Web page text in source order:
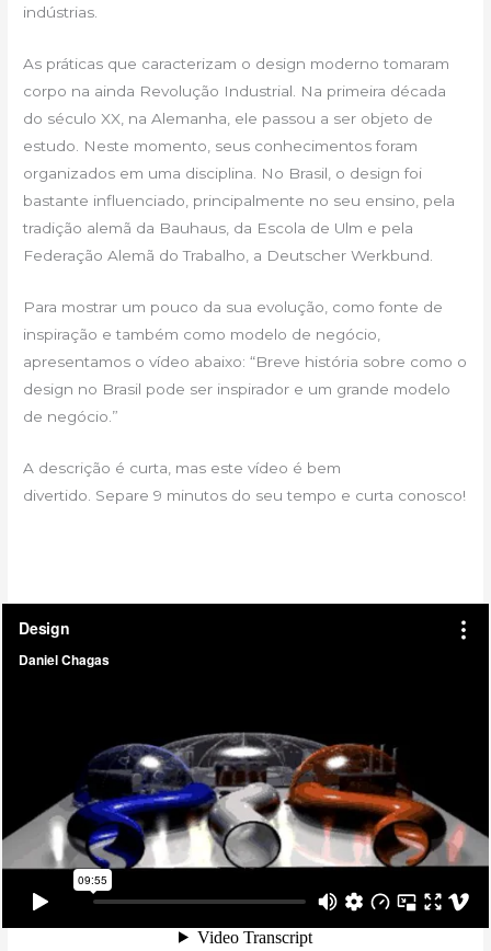
indústrias.
As práticas que caracterizam o design moderno tomaram
corpo na ainda Revolução Industrial. Na primeira década
do século XX, na Alemanha, ele passou a ser objeto de
estudo. Neste momento, seus conhecimentos foram
organizados em uma disciplina. No Brasil, o design foi
bastante influenciado, principalmente no seu ensino, pela
tradição alemã da Bauhaus, da Escola de Ulm e pela
Federação Alemã do Trabalho, a Deutscher Werkbund.
Para mostrar um pouco da sua evolução, como fonte de
inspiração e também como modelo de negócio,
apresentamos o vídeo abaixo: “Breve história sobre como o
design no Brasil pode ser inspirador e um grande modelo
de negócio.”
A descrição é curta, mas este vídeo é bem
divertido. Separe 9 minutos do seu tempo e curta conosco!